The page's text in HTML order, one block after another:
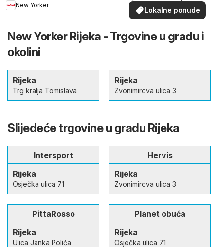
New Yorker
Lokalne ponude
New Yorker Rijeka - Trgovine u gradu i
okolini
Rijeka
Trg kralja Tomislava
Rijeka
Zvonimirova ulica 3
Slijedeće trgovine u gradu Rijeka
Intersport
Rijeka
Osječka ulica 71
Hervis
Rijeka
Zvonimirova ulica 3
PittaRosso
Rijeka
Ulica Janka Polića
Planet obuća
Rijeka
Osječka ulica 71